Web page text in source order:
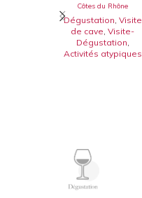
Côtes du Rhône
Dégustation, Visite
de cave,Visite-
Dégustation,
Activités atypiques